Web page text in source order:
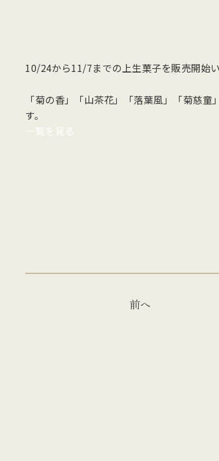
続け日
おりま
糖を贅沢にまぶした森八の代表名
が特徴
た、香
とりと
の森八定番菓子
水と厳
10/24から11/7までの上生菓子を販売開始い
「菊の香」「山茶花」「落葉風」「菊慈童
す。
一覧を見る
前へ